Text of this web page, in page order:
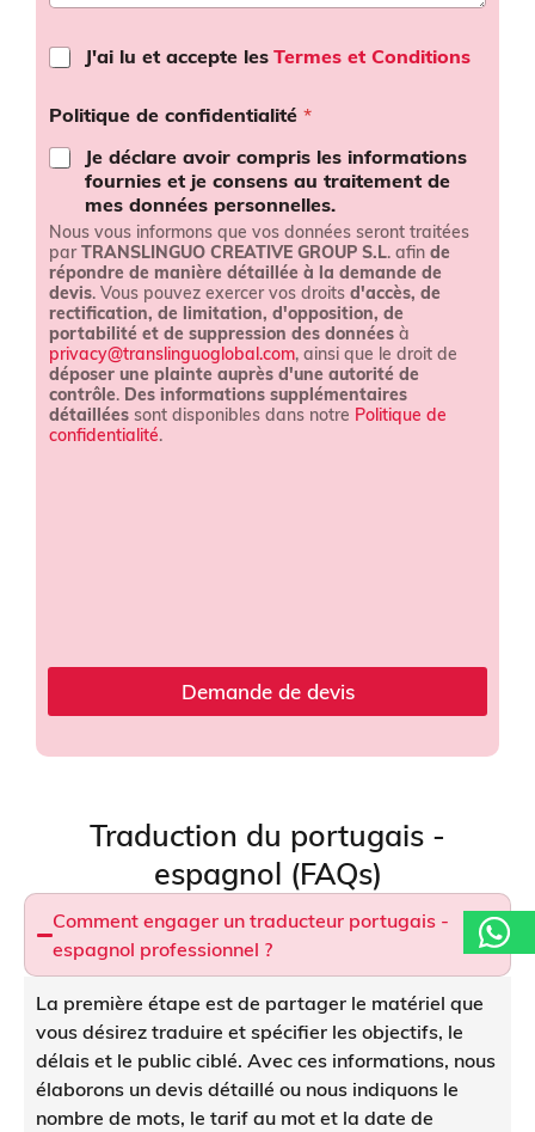
T
m
e
s
c
o
n
d
i
t
i
o
n
s
J'ai lu et accepte les Termes et Conditions
Politique de confidentialité *
Je déclare avoir compris les informations
fournies et je consens au traitement de
mes données personnelles.
Nous vous informons que vos données seront traitées
parTRANSLINGUO CREATIVE GROUP S.L. afin de
répondre de manière détaillée à la demande de
devis. Vous pouvez exercer vos droits d'accès, de
rectification, de limitation, d'opposition, de
portabilité et de suppression des données à
privacy@translinguoglobal.com, ainsi que le droit de
déposer une plainte auprès d'une autorité de
contrôle. Des informations supplémentaires
détaillées sont disponibles dans notre Politique de
confidentialité.
Demande de devis
Traduction du portugais -
espagnol (FAQs)
Comment engager un traducteur portugais -
espagnol professionnel ?
La première étape est de partager le matériel que
vous désirez traduire et spécifier les objectifs, le
délais et le public ciblé. Avec ces informations, nous
élaborons un devis détaillé ou nous indiquons le
nombre de mots, le tarif au mot et la date de